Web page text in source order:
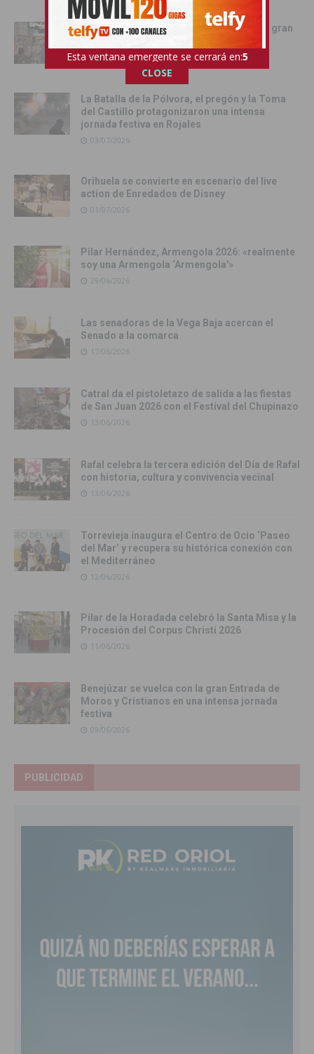
Rojales vive una noche inolvidable con la gran
Charanga de sus fiestas patronales
05/07/2026
La Batalla de la Pólvora, el pregón y la Toma
del Castillo protagonizaron una intensa
jornada festiva en Rojales
03/07/2026
Orihuela se convierte en escenario del live
action de Enredados de Disney
01/07/2026
Pilar Hernández, Armengola 2026: «realmente
soy una Armengola ‘Armengola'»
29/06/2026
Las senadoras de la Vega Baja acercan el
Senado a la comarca
17/06/2026
Catral da el pistoletazo de salida a las fiestas
de San Juan 2026 con el Festival del Chupinazo
13/06/2026
Rafal celebra la tercera edición del Día de Rafal
con historia, cultura y convivencia vecinal
13/06/2026
Torrevieja inaugura el Centro de Ocio ‘Paseo
del Mar’ y recupera su histórica conexión con
el Mediterráneo
12/06/2026
Pilar de la Horadada celebró la Santa Misa y la
Procesión del Corpus Christi 2026
11/06/2026
Benejúzar se vuelca con la gran Entrada de
Moros y Cristianos en una intensa jornada
festiva
09/06/2026
PUBLICIDAD
Esta ventana emergente se cerrará en:4
CLOSE